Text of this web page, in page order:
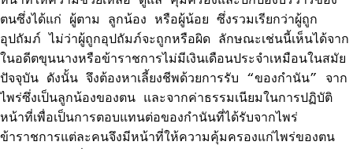
ตนซึ่งได้แก่ ผู้ตาม ลูกน้อง หรือผู้น้อย ซึ่งรวมเรียกว่าผู้ถูก
อุปถัมภ์ ไม่ว่าผู้ถูกอุปถัมภ์จะถูกหรือผิด ลักษณะเช่นนี้เห็นได้จาก
ในอดีตขุนนางหรือข้าราชการไม่มีเงินเดือนประจำเหมือนในสมัย
ปัจจุบัน ดังนั้น จึงต้องหาเลี้ยงชีพด้วยการรับ “ของกำนัน” จาก
ไพร่ซึ่งเป็นลูกน้องของตน และจากค่าธรรมเนียมในการปฏิบัติ
หน้าที่เพื่อเป็นการตอบแทนต่อของกำนันที่ได้รับจากไพร่
ข้าราชการแต่ละคนจึงมีหน้าที่ให้ความคุ้มครองแก่ไพร่ของตน